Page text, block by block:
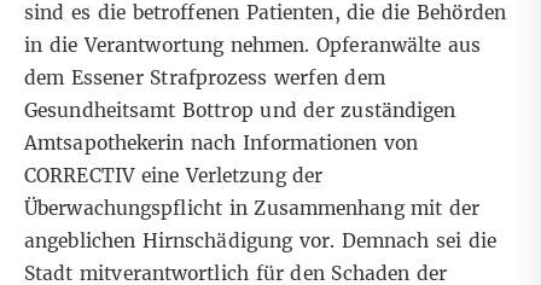
sind es die betroffenen Patienten, die die Behörden
in die Verantwortung nehmen. Opferanwälte aus
dem Essener Strafprozess werfen dem
Gesundheitsamt Bottrop und der zuständigen
Amtsapothekerin nach Informationen von
CORRECTIV eine Verletzung der
Überwachungspflicht in Zusammenhang mit der
angeblichen Hirnschädigung vor. Demnach sei die
Stadt mitverantwortlich für den Schaden der